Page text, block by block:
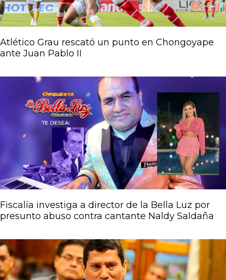
Atlético Grau rescató un punto en Chongoyape
ante Juan Pablo II
Fiscalía investiga a director de la Bella Luz por
presunto abuso contra cantante Naldy Saldaña